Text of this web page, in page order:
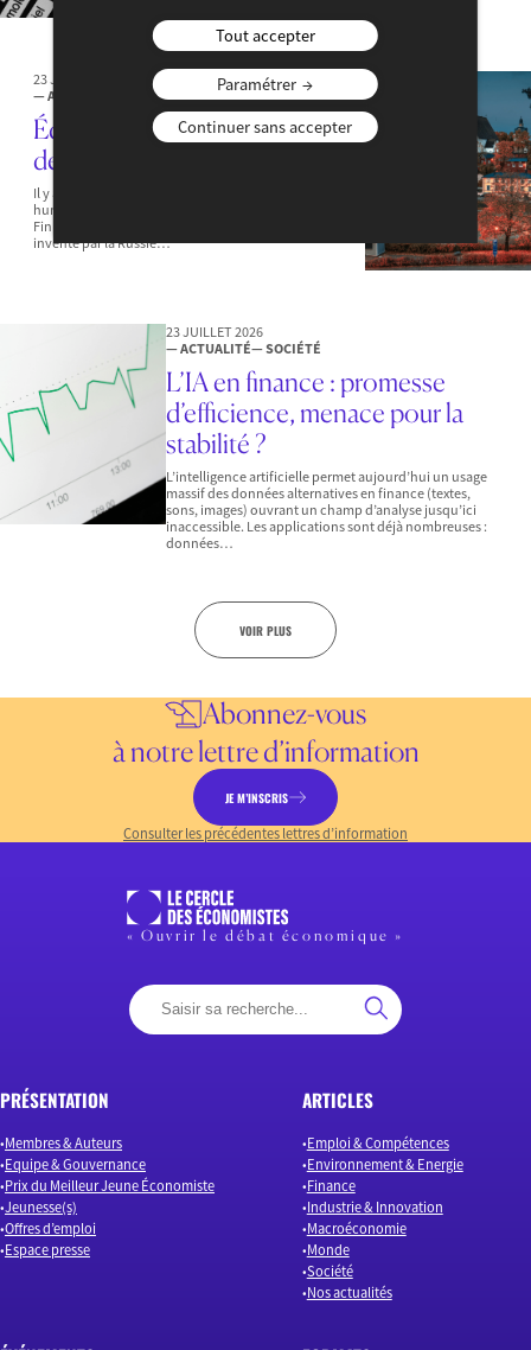
23 JUILLET 2026
— ACTUALITÉ
— SOCIÉTÉ
Éducation aux médias, la leçon
de la Finlande
Il y a quelques années, une théorie du complot
humoristiquea circulé en ligne, affirmant que la
Finlande n’existait pas, mais qu’il s’agissait d’un pays
inventé par la Russie…
23 JUILLET 2026
— ACTUALITÉ— SOCIÉTÉ
L’IA en finance : promesse
d’efficience, menace pour la
stabilité ?
L’intelligence artificielle permet aujourd’hui un usage
massif des données alternatives en finance (textes,
sons, images) ouvrant un champ d’analyse jusqu’ici
inaccessible. Les applications sont déjà nombreuses :
données…
VOIR PLUS
Abonnez-vous
à notre lettre d’information
JE M’INSCRIS
Consulter les précédentes lettres d’information
« Ouvrir le débat économique »
PRÉSENTATION
Membres & Auteurs
Equipe & Gouvernance
Prix du Meilleur Jeune Économiste
Jeunesse(s)
Offres d’emploi
Espace presse
ARTICLES
Emploi & Compétences
Environnement & Energie
Finance
Industrie & Innovation
Macroéconomie
Monde
Société
Nos actualités
Tout accepter
Paramétrer
Continuer sans accepter